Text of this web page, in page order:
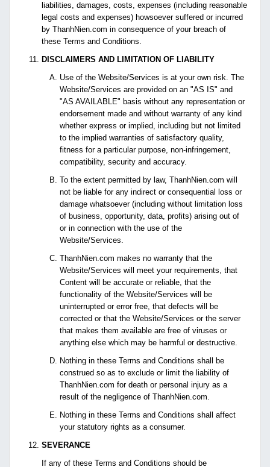
liabilities, damages, costs, expenses (including reasonable
legal costs and expenses) howsoever suffered or incurred
by ThanhNien.com in consequence of your breach of
these Terms and Conditions.
DISCLAIMERS AND LIMITATION OF LIABILITY
Use of the Website/Services is at your own risk. The
Website/Services are provided on an "AS IS" and
"AS AVAILABLE" basis without any representation or
endorsement made and without warranty of any kind
whether express or implied, including but not limited
to the implied warranties of satisfactory quality,
fitness for a particular purpose, non-infringement,
compatibility, security and accuracy.
To the extent permitted by law, ThanhNien.com will
not be liable for any indirect or consequential loss or
damage whatsoever (including without limitation loss
of business, opportunity, data, profits) arising out of
or in connection with the use of the
Website/Services.
ThanhNien.com makes no warranty that the
Website/Services will meet your requirements, that
Content will be accurate or reliable, that the
functionality of the Website/Services will be
uninterrupted or error free, that defects will be
corrected or that the Website/Services or the server
that makes them available are free of viruses or
anything else which may be harmful or destructive.
Nothing in these Terms and Conditions shall be
construed so as to exclude or limit the liability of
ThanhNien.com for death or personal injury as a
result of the negligence of ThanhNien.com.
Nothing in these Terms and Conditions shall affect
your statutory rights as a consumer.
SEVERANCE
If any of these Terms and Conditions should be